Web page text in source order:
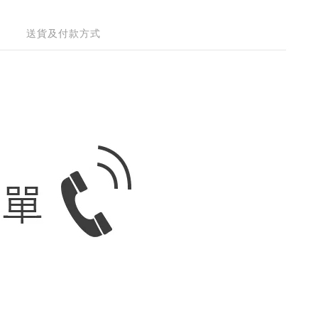
送貨及付款方式